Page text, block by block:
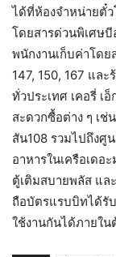
ได้ที่ห้องจำหน่ายตั๋
โดยสารด่วนพิเศษ
พนักงานเก็บค่าโดย
147, 150, 167 แล
ทั่วประเทศ เคอรี่ เ
สะดวกซื้อต่าง ๆ เช่
สัน108 รวมไปถึงศู
อาหารในเครือเดอ
ตู้เติมสบายพลัส แ
ถือบัตรแรบบิทได้รั
ใช้งานกันได้ภายใ